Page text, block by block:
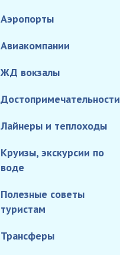
Аэропорты
Авиакомпании
ЖД вокзалы
Достопримечательности
Лайнеры и теплоходы
Круизы, экскурсии по
воде
Полезные советы
туристам
Трансферы